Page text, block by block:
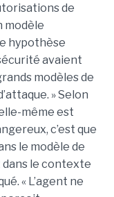
de
modèle
hypothèse
avaient
modèles de
» Selon
même est
c’est que
le modèle de
dans le contexte
« L’agent ne